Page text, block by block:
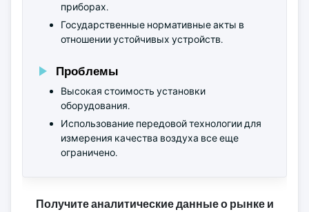
приборах.
Государственные нормативные акты в
отношении устойчивых устройств.
Проблемы
Высокая стоимость установки
оборудования.
Использование передовой технологии для
измерения качества воздуха все еще
ограничено.
Получите аналитические данные о рынке и